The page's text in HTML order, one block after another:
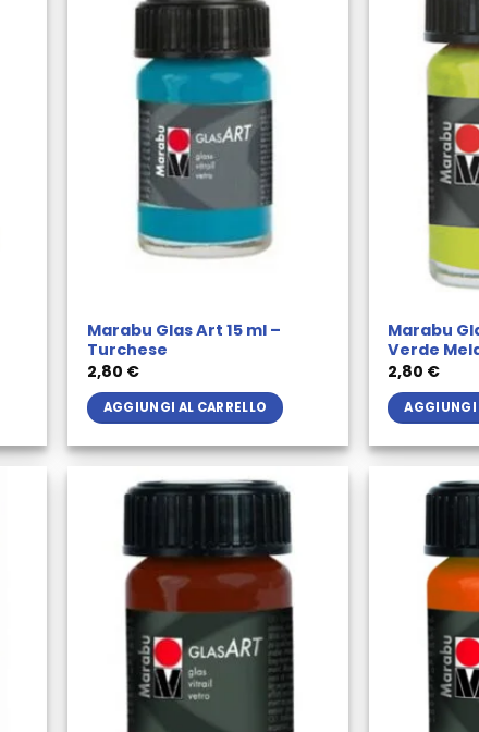
Marabu Glas Art 15 ml –
Turchese
2,80 €
AGGIUNGI AL CARRELLO
Marabu
Verde
2,80 €
AGGIUNGI